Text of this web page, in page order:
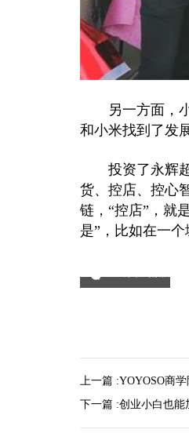
另一方面，小
和小米找到了发
投资了永辉超
货、控店、控心
链，“控店”，就
是”，比如在一个
上一篇 :YOYOSO商
下一篇 :创业小白也能